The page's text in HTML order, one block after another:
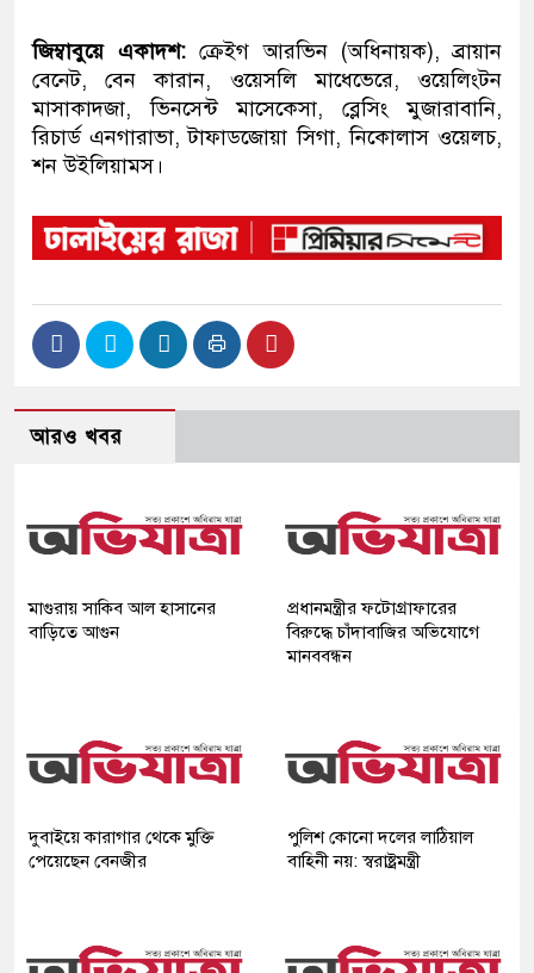
জিম্বাবুয়ে একাদশ:ক্রেইগ আরভিন (অধিনায়ক), ব্রায়ান
বেনেট, বেন কারান, ওয়েসলি মাধেভেরে, ওয়েলিংটন
মাসাকাদজা, ভিনসেন্ট মাসেকেসা, ব্লেসিং মুজারাবানি,
রিচার্ড এনগারাভা, টাফাডজোয়া সিগা, নিকোলাস ওয়েলচ,
শন উইলিয়ামস।
আরও খবর
মাগুরায় সাকিব আল হাসানের
বাড়িতে আগুন
প্রধানমন্ত্রীর ফটোগ্রাফারের
বিরুদ্ধে চাঁদাবাজির অভিযোগে
মানববন্ধন
দুবাইয়ে কারাগার থেকে মুক্তি
পেয়েছেন বেনজীর
পুলিশ কোনো দলের লাঠিয়াল
বাহিনী নয়: স্বরাষ্ট্রমন্ত্রী